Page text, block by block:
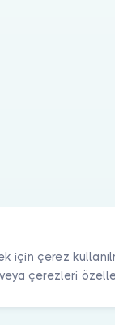
için çerez
çerezleri